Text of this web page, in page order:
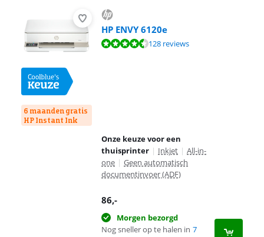
6 maanden gratis
HP Instant Ink
HP ENVY 6120e
Beoordeling is 8,9 van de 10, gebaseerd op 128 reviews.
128 reviews
Onze keuze voor een
thuisprinter | Inkjet | All-in-
one | Geen automatisch
documentinvoer (ADF)
86,-
Morgen bezorgd
Nog sneller op te halen in 7